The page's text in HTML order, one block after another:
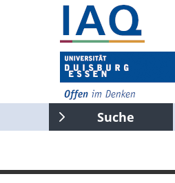
Suche